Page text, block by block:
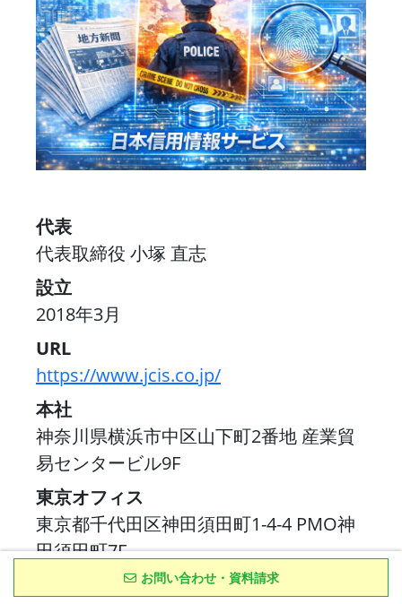
代表
代表取締役 小塚 直志
設立
2018年3月
URL
https://www.jcis.co.jp/
本社
神奈川県横浜市中区山下町2番地 産業貿
易センタービル9F
東京オフィス
東京都千代田区神田須田町1-4-4 PMO神
田須田町7F
大阪オフィスお問い合わせ・資料請求